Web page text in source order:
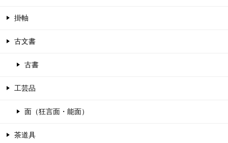
掛軸
古文書
古書
工芸品
面（狂言面・能面）
茶道具